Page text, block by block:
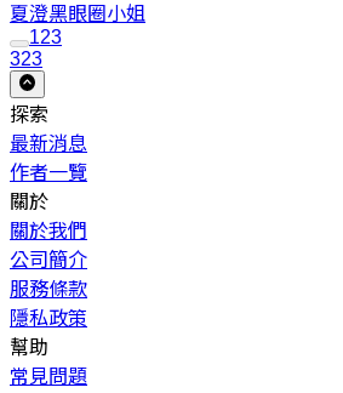
夏澄黑眼圈小姐
123
323
探索
最新消息
作者一覽
關於
關於我們
公司簡介
服務條款
隱私政策
幫助
常見問題